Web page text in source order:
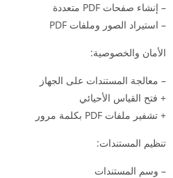
– إنشاء صفحات PDF متعددة
– استيراد الصور وملفات PDF
الأمان والخصوصية:
– معالجة المستندات على الجهاز
+ فتح القياس الأحيائي
+ تشفير ملفات PDF بكلمة مرور
تنظيم المستندات:
– وسم المستندات